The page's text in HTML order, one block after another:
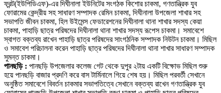
ফ্রন্ট(ইউপিডিএফ)-এর দিঘীনালা ইউনিটের সংগঠক কিশোর চাকমা, গণতান্ত্রিক যুব
ফোরামের কেন্দ্রীয় সহ সাধারণ সম্পাদক রেমিন চাকমা, দিঘীনালা উপজেলা শাখার সহ
সভাপতি জীবন চাকমা, হিল উইমেন্স ফেডারেশনের দিঘীনালা থানা শাখার সদস্য কেয়া
চাকমা, পাহাড়ি ছাত্র পরিষদের দিঘীনালা থানা শাখার সদস্য রূপেস চাকমা । সমাবেশে
স্বাগত বক্তব্য রাখেন পাহাড়ি ছাত্র পরিষদের সাংগঠনিক সম্পাদক নিউটন চাকমা । মিছিল
ও সমাবেশ পরিচালনা করেন পাহাড়ি ছাত্র পরিষদের দিঘীনালা থানা শাখার সাধারণ সম্পাদক
সুমন্ত চাকমা ।
পানছড়ি : পানছড়ি উপজেলার কলেজ গেট থেকে দুপুর ২টায় একটি বিক্ষোভ মিছিল শুরু
হয়ে পানছড়ি বাজার প্রদণি করে বাস টার্মিনালে গিয়ে শেষ হয় । মিছিল পরবর্তী সেখানে
অনুষ্ঠিত সমাবেশে বিবর্তন চাকমার সভাপতিত্বে সেখানে বক্তব্য রাখেন গণতান্ত্রিক যুব